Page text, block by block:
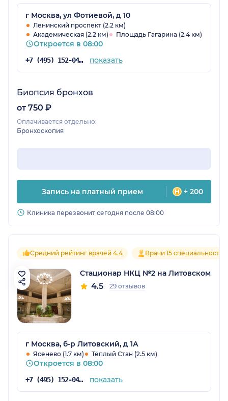
г Москва, ул Фотиевой, д 10
Ленинский проспект (2.2 км)
Академическая (2.2 км)
Площадь Гагарина (2.4 км)
Откроется в 08:00
+7 (495) 152-04-54 показать
Биопсия бронхов
от 750 ₽
Оплачивается отдельно:
Бронхоскопия
Запись на платный прием + 200
Клиника перезвонит сегодня после 08:00
Средний рейтинг врачей 4.4 Врачи 15 специальностей
Стационар НКЦ №2 на Литовском
4.5 29 отзывов
г Москва, б-р Литовский, д 1А
Ясенево (1.7 км) Тёплый Стан (2.5 км)
Откроется в 08:00
+7 (495) 152-04-54 показать